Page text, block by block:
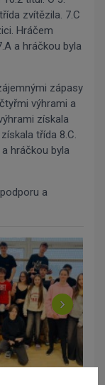
zvítězila. 7.C
Hráčem
a hráčkou byla
zápasy
výhrami a
získala
třída 8.C.
hráčkou byla
a
›